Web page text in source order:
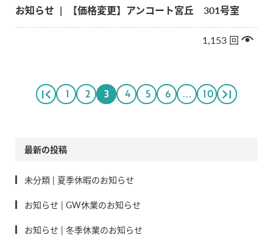
お知らせ | 【価格変更】アンコート宮丘 301号室
1,153 回
1 2 3 4 5 6 ... 10
最新の投稿
未分類 | 夏季休暇のお知らせ
お知らせ | GW休業のお知らせ
お知らせ | 冬季休業のお知らせ